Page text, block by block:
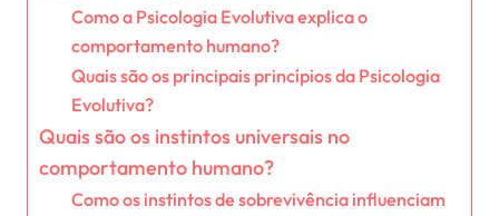
Como a Psicologia Evolutiva explica o
comportamento humano?
Quais são os principais princípios da Psicologia
Evolutiva?
Quais são os instintos universais no
comportamento humano?
Como os instintos de sobrevivência influenciam